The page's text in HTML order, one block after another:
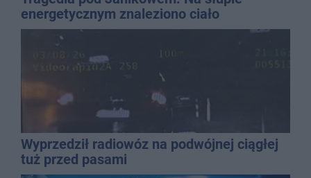
energetycznym znaleziono ciało
mężczyzny
Wyprzedził radiowóz na podwójnej ciągłej
tuż przed pasami